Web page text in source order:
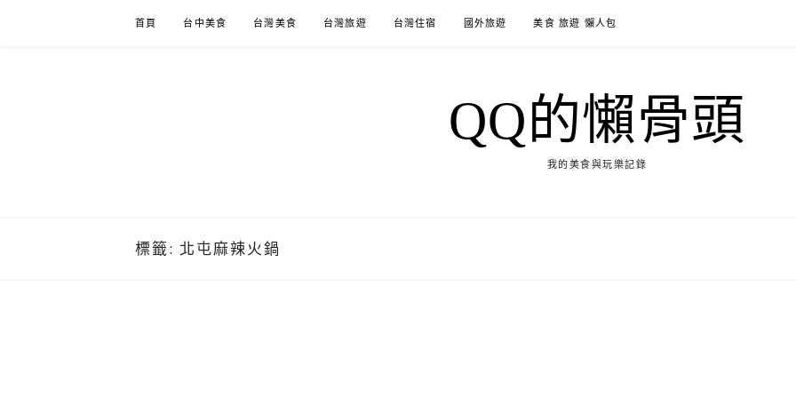
首頁 台中美食 台灣美食 台灣旅遊 台灣住宿 國外旅遊 美食 旅遊 懶人包
QQ的懶骨頭
我的美食與玩樂記錄
標籤: 北屯麻辣火鍋